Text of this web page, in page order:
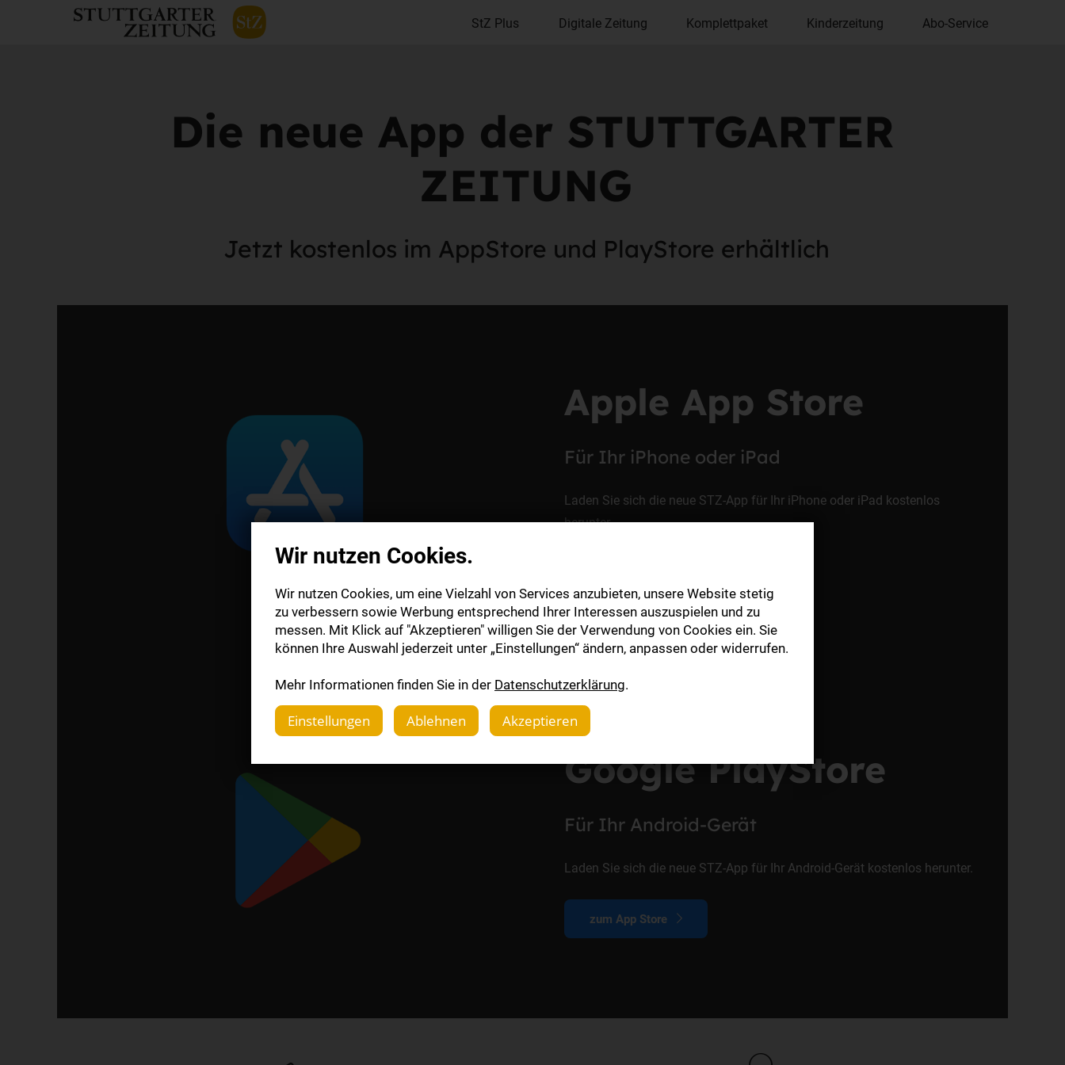
StZ Plus Digitale Zeitung Komplettpaket Kinderzeitung Abo-Service
Die neue App der STUTTGARTER
ZEITUNG
Jetzt kostenlos im AppStore und PlayStore erhältlich
Apple App Store
Für Ihr iPhone oder iPad
Laden Sie sich die neue STZ-App für Ihr iPhone oder iPad kostenlos
herunter.
Google PlayStore
Für Ihr Android-Gerät
Laden Sie sich die neue STZ-App für Ihr Android-Gerät kostenlos herunter.
zum App Store
Wir nutzen Cookies.
Wir nutzen Cookies, um eine Vielzahl von Services anzubieten, unsere Website stetig
zu verbessern sowie Werbung entsprechend Ihrer Interessen auszuspielen und zu
messen. Mit Klick auf "Akzeptieren" willigen Sie der Verwendung von Cookies ein. Sie
können Ihre Auswahl jederzeit unter „Einstellungen“ ändern, anpassen oder widerrufen.
Mehr Informationen finden Sie in der Datenschutzerklärung.
Einstellungen
Ablehnen Akzeptieren